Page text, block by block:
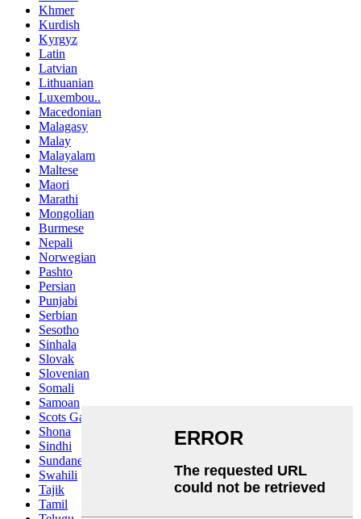
Khmer
Kurdish
Kyrgyz
Latin
Latvian
Lithuanian
Luxembou..
Macedonian
Malagasy
Malay
Malayalam
Maltese
Maori
Marathi
Mongolian
Burmese
Nepali
Norwegian
Pashto
Persian
Punjabi
Serbian
Sesotho
Sinhala
Slovak
Slovenian
Somali
Samoan
Scots Gaelic
Shona
Sindhi
Sundanese
Swahili
Tajik
Tamil